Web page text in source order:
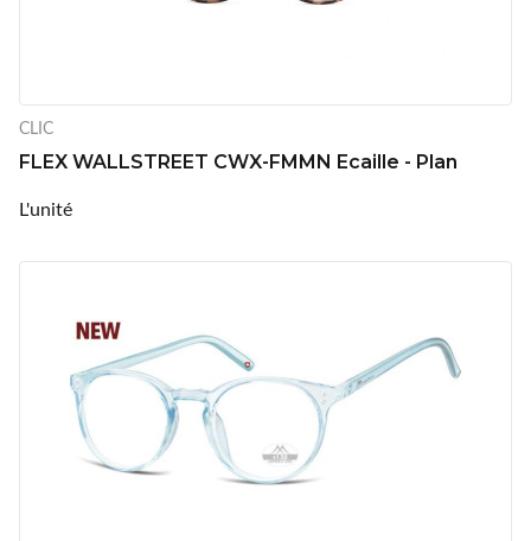
CLIC
FLEX WALLSTREET CWX-FMMN Ecaille - Plan
L'unité